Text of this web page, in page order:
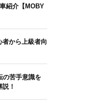
紹介【MOBY
者から上級者向
の苦手意識を
！